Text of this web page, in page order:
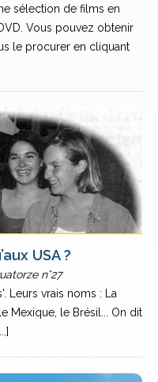
sélection de films en
Vous pouvez obtenir
le procurer en cliquant
USA ?
n°27
Leurs vrais noms : La
Mexique, le Brésil... On dit